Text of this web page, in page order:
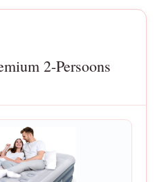
2-Persoons